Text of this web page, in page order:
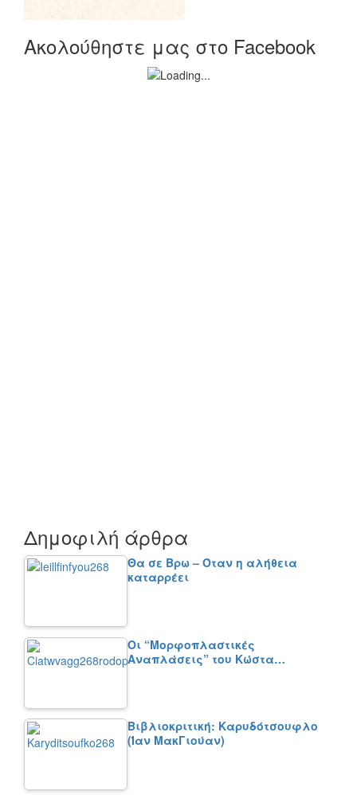
Ακολούθηστε μας στο Facebook
Δημοφιλή άρθρα
Θα σε Βρω – Όταν η αλήθεια
καταρρέει
Οι “Μορφοπλαστικές
Αναπλάσεις” του Κώστα…
Βιβλιοκριτική: Καρυδότσουφλο
(Ίαν ΜακΓιούαν)